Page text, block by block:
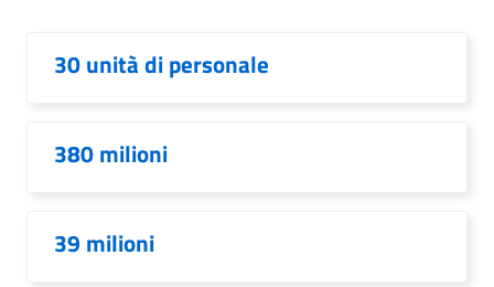
30 unità di personale
380 milioni
39 milioni